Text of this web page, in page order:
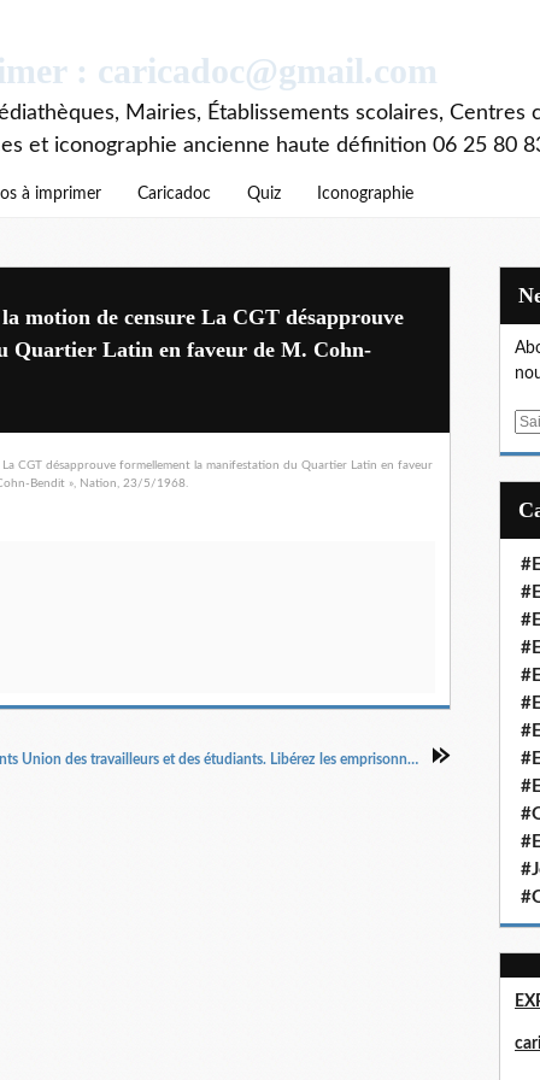
: caricadoc@gmail.com
Mairies, Établissements scolaires, Centres
et iconographie ancienne haute définition 06 25 80
à imprimer Caricadoc Quiz Iconographie
motion de censure La CGT désapprouve
Quartier Latin en faveur de M. Cohn-
« Vive la juste lutte des étudiants Union des travailleurs et des étudiants. Libérez les emprisonnés levez les sanctions Grimaud, Roche, Peyrefitte et fouchet à la porte Contre le pouvoir des monopoles et contre le fascisme », Humanité nouvelle, 16/5/1968.
E